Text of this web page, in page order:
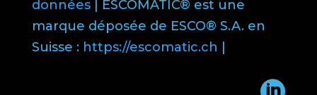
données| ESCOMATIC® est une
marque déposée de ESCO® S.A. en
Suisse : https://escomatic.ch